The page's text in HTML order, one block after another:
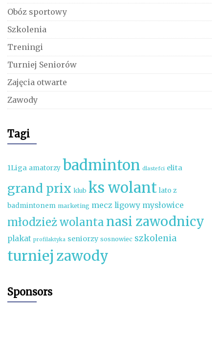
Obóz sportowy
Szkolenia
Treningi
Turniej Seniorów
Zajęcia otwarte
Zawody
Tagi
1Liga amatorzy badminton dlastefci elita
grand prix klub ks wolant lato z
badmintonem marketing mecz ligowy mysłowice
młodzież wolanta nasi zawodnicy
plakat profilaktyka seniorzy sosnowiec szkolenia
turniej zawody
Sponsors